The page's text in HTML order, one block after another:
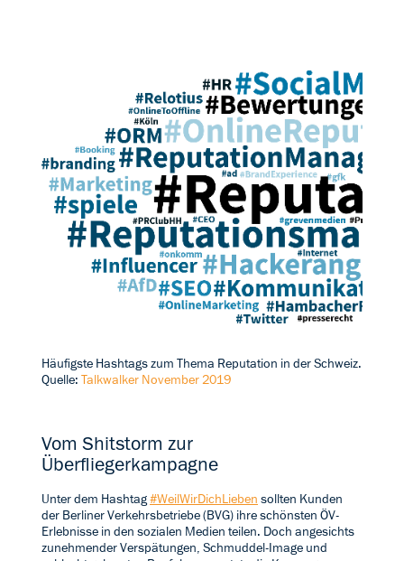
Häufigste Hashtags zum Thema Reputation in der Schweiz.
Quelle: Talkwalker November 2019
Vom Shitstorm zur
Überfliegerkampagne
Unter dem Hashtag#WeilWirDichLieben sollten Kunden
der Berliner Verkehrsbetriebe (BVG) ihre schönsten ÖV-
Erlebnisse in den sozialen Medien teilen. Doch angesichts
zunehmender Verspätungen, Schmuddel-Image und